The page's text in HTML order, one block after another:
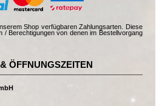
Shop verfügbaren Zahlungsarten. Diese
/ Berechtigungen von denen im Bestellvorgang
ÖFFNUNGSZEITEN